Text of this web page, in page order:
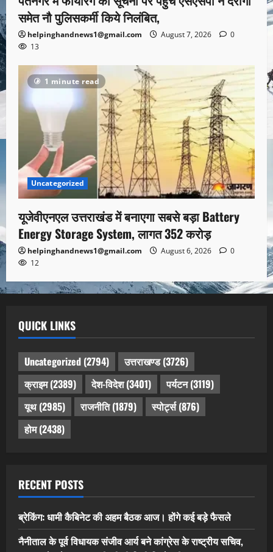
समेत नौ पुलिसकर्मी किये निलंबित,
helpinghandnews1@gmail.com August 7, 2026
0
13
1 minute read
Uncategorized
यूजेवीएनएल उत्तराखंड में बनाएगा सबसे बड़ा Battery
Energy Storage System, लागत 352 करोड़
helpinghandnews1@gmail.com August 6, 2026
0
12
QUICK LINKS
Uncategorized (2794) उत्तराखण्ड(3726)
क्राइम(2389) देश-विदेश(3401) पर्यटन(3119)
यूथ(2985) राजनीति(1879) स्पोर्ट्स(876)
होम(2438)
RECENT POSTS
ब्रेकिंग: धामी कैबिनेट की अहम बैठक आज। होंगे कई बड़े फैसले
नैनीताल के पूर्व विधायक संजीव आर्य बने कांग्रेस के राष्ट्रीय सचिव,